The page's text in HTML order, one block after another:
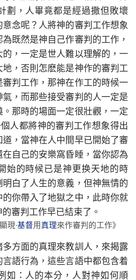
劃，人畢竟都是經過撒但敗壞
念呢？人將神的審判工作想象
既然是神自己作審判的工作，
，一定是世人難以理解的，一
，否則怎麽能是神作的審判工
判工作，那神在作工的時候一
，而那些接受審判的人一定是
那時的場面一定很壯觀，一定
人都將神的審判工作想象得出
，當神在人中間早已開始了審
自己的安樂窩昏睡，當你認為
始的時候已是神更换天地的時
白了人生的意義，但神無情的
你帶入了地獄之中，此時你就
審判工作早已結束了。
現·基督用真理來作審判的工作》
方面的真理來教訓人，來揭露
語行為，這些言語中都包含着
如：人的本分，人對神如何順